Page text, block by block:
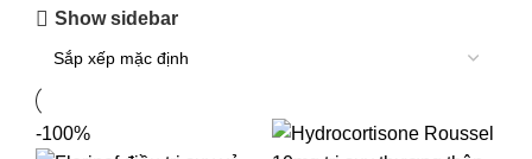
Show sidebar
-100%